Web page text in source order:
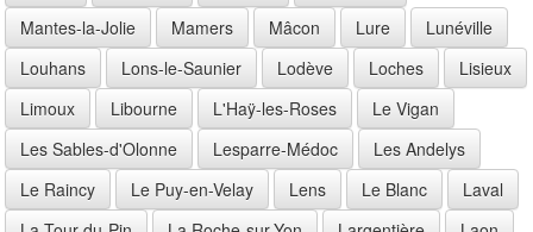
Mantes-la-Jolie
Mamers Mâcon Lure
Lunéville
Louhans
Lons-le-Saunier Lodève Loches
Lisieux
Limoux
Libourne L'Haÿ-les-Roses
Le Vigan
Les Sables-d'Olonne
Lesparre-Médoc
Les Andelys
Le Raincy
Le Puy-en-Velay Lens Le Blanc
Laval